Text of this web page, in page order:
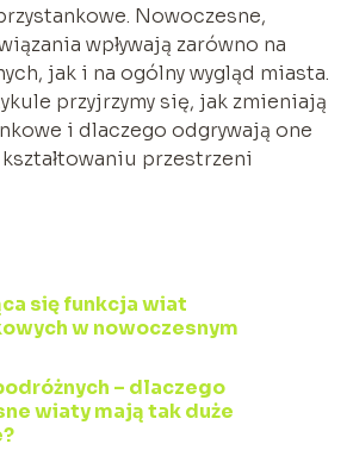
Nowoczesne,
wpływają zarówno na
jak i na ogólny wygląd miasta.
przyjrzymy się, jak zmieniają
i dlaczego odgrywają one
przestrzeni
się funkcja wiat
w nowoczesnym
– dlaczego
wiaty mają tak duże